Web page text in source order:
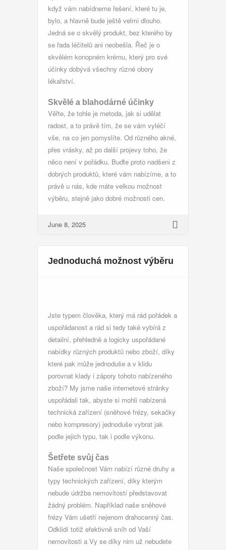
když vám nabídneme řešení, které tu je,
bylo, a hlavně bude ještě velmi dlouho.
Jedná se o skvělý produkt, bez kterého by
se řada léčitelů ani neobešla. Řeč je o
skvělém konopném krému, který pro své
účinky dobývá všechny různé obory
lékařství.
Skvělé a blahodárné účinky
Věřte, že tohle je metoda, jak si udělat
radost, a to právě tím, že se vám vyléčí
vše, na co jen pomyslíte. Od různého akné,
přes vrásky, až po další projevy toho, že
něco není v pořádku. Buďte proto nadšeni z
dobrých produktů, které vám nabízíme, a to
právě u nás, kde máte velkou možnost
výběru, stejně jako dobré možnosti cen.
June 8, 2025
Jednoduchá možnost výběru
Jste typem člověka, který má rád pořádek a
uspořádanost a rád si tedy také vybírá z
detailní, přehledně a logicky uspořádané
nabídky různých produktů nebo zboží, díky
které pak může jednoduše a v klidu
porovnat klady i zápory tohoto nabízeného
zboží? My jsme naše internetové stránky
uspořádali tak, abyste si mohli nabízená
technická zařízení (sněhové frézy, sekačky
nebo kompresory) jednoduše vybrat jak
podle jejich typu, tak i podle výkonu.
Šetřete svůj čas
Naše společnost Vám nabízí různé druhy a
typy technických zařízení, díky kterým
nebude údržba nemovitostí představovat
žádný problém. Například naše sněhové
frézy Vám ušetří nejenom drahocenný čas.
Odklidí totiž efektivně sníh od Vaší
nemovitosti a Vy se díky nim už nebudete